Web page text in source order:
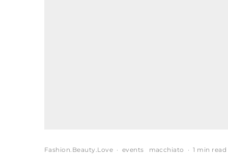
Fashion.Beauty.Love · events macchiato · 1 min read